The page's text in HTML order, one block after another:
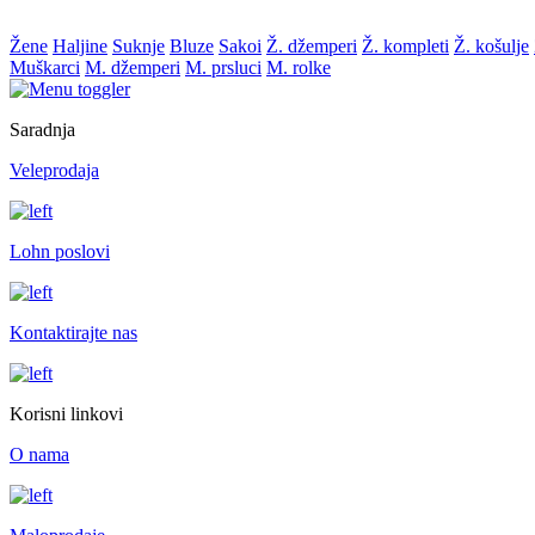
Žene Haljine Suknje Bluze Sakoi Ž. džemperi Ž. kompleti Ž. košulje
Muškarci M. džemperi M. prsluci M. rolke
Saradnja
Veleprodaja
Lohn poslovi
Kontaktirajte nas
Korisni linkovi
O nama